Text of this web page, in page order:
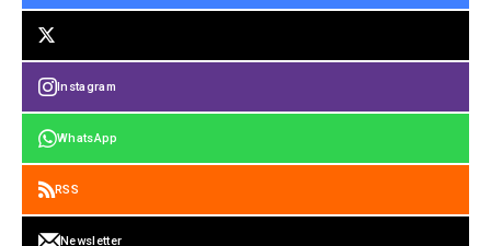
Instagram
WhatsApp
RSS
Newsletter